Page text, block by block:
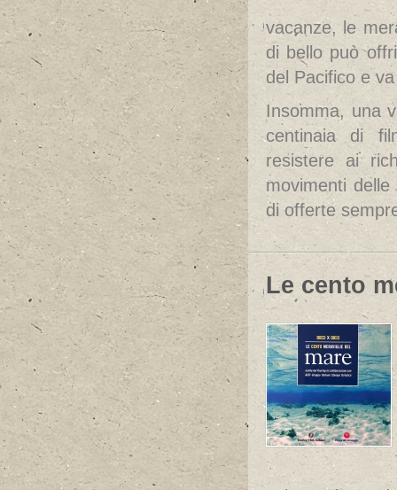
vacanze, le
di bello può
del Pacifico e
Insomma, una
centinaia di
resistere ai
movimenti
di offerte
Le cento